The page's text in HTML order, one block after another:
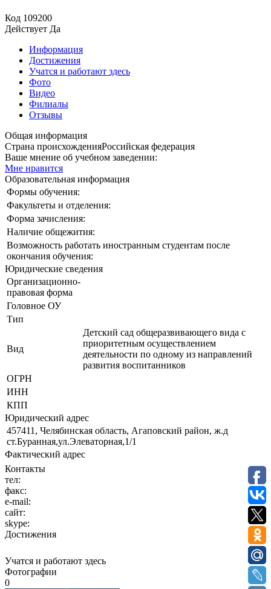
Код 109200
Действует Да
Информация
Достижения
Учатся и работают здесь
Фото
Видео
Филиалы
Отзывы
Общая информация
Страна происхожденияРоссийская федерация
Ваше мнение об учебном заведении:
Мне нравится
Образовательная информация
Формы обучения:
Факультеты и отделения:
Форма зачисления:
Наличие общежития:
Возможность работать иностранным студентам после
окончания обучения:
Юридические сведения
Организационно-
правовая форма
Головное ОУ
Тип
Вид
Детский сад общеразвивающего вида с
приоритетным осуществлением
деятельности по одному из направлений
развития воспитанников
ОГРН
ИНН
КПП
Юридический адрес
457411, Челябинская область, Агаповский район, ж.д
ст.Буранная,ул.Элеваторная,1/1
Фактический адрес
Контакты
тел:
факс:
e-mail:
сайт:
skype:
Достижения
Учатся и работают здесь
Фотографии
0